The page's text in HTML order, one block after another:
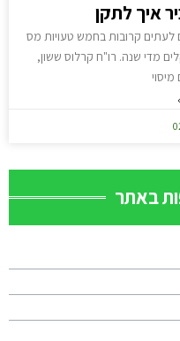
איך לתקן
קרובות בחמש טעויות מס
מדי שנה. רו"ח קרלוס ששון,
באתר